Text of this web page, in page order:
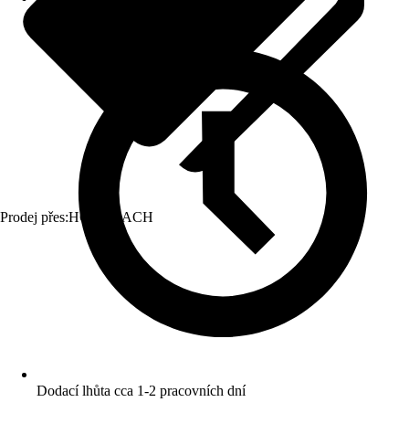
Prodej přes:HORNBACH
Dodací lhůta cca 1-2 pracovních dní